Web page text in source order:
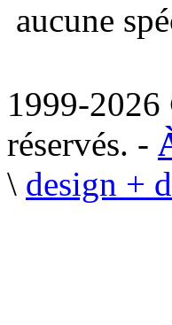
aucune
1999-
réservés. -
\ design +